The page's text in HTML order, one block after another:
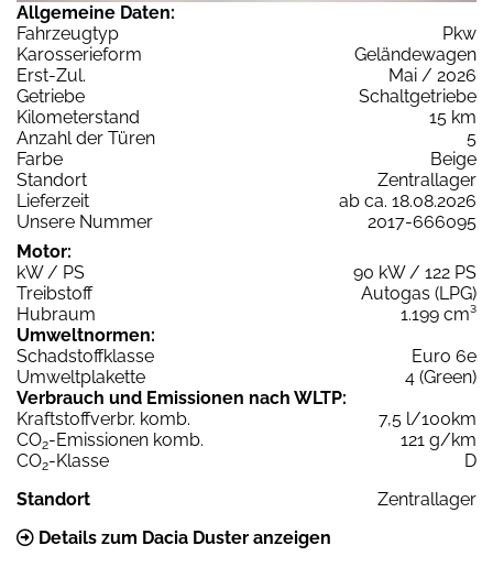
Allgemeine Daten:
Fahrzeugtyp
Pkw
Karosserieform
Geländewagen
Erst-Zul.
Mai / 2026
Getriebe
Schaltgetriebe
Kilometerstand
15 km
Anzahl der Türen
5
Farbe
Beige
Standort
Zentrallager
Lieferzeit
ab ca. 18.08.2026
Unsere Nummer
2017-666095
Motor:
kW / PS
90 kW / 122 PS
Treibstoff
Autogas (LPG)
Hubraum
1.199 cm³
Umweltnormen:
Schadstoffklasse
Euro 6e
Umweltplakette
4 (Green)
Verbrauch und Emissionen nach WLTP:
Kraftstoffverbr. komb.
7,5 l/100km
CO2-Emissionen komb.
121 g/km
CO2-Klasse
D
Standort
Zentrallager
Details zum Dacia Duster anzeigen